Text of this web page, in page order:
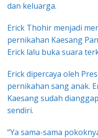
dan keluarga.
Erick Thohir menjadi
pernikahan Kaesang
Erick lalu buka suara
Erick dipercaya oleh
pernikahan sang anak.
Kaesang sudah
sendiri.
“Ya sama-sama